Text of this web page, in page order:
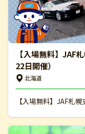
【入場無料】JAF
22日開催）
北海道
【入場無料】JAF札